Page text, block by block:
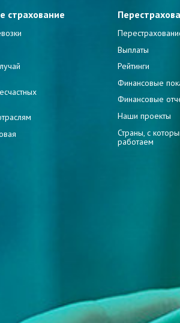
страхование
Выплаты
Рейтинги
Финансовые
Финансовые
Наши проекты
Страны, с
работаем